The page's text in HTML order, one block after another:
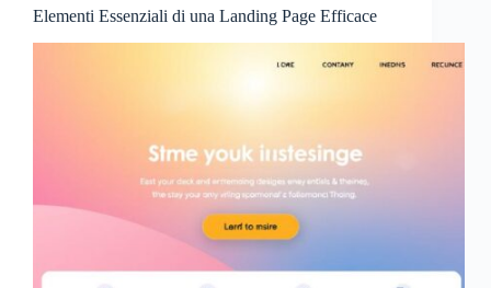
Elementi Essenziali di una Landing Page Efficace